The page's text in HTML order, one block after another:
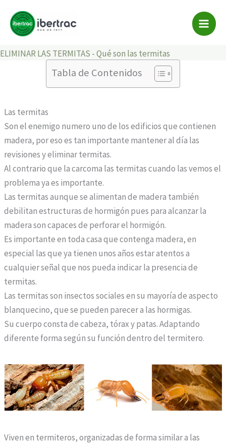
contenido
Qué son las termitas
Home-
ELIMINAR LAS TERMITAS -Qué son las termitas
Tabla de Contenidos
Las termitas
Son el enemigo numero uno de los edificios que contienen
madera, por eso es tan importante mantener al día las
revisiones y eliminar termitas.
Al contrario que la carcoma las termitas cuando las vemos el
problema ya es importante.
Las termitas aunque se alimentan de madera también
debilitan estructuras de hormigón pues para alcanzar la
madera son capaces de perforar el hormigón.
Es importante en toda casa que contenga madera, en
especial las que ya tienen unos años estar atentos a
cualquier señal que nos pueda indicar la presencia de
termitas.
Las termitas son insectos sociales en su mayoría de aspecto
blanquecino, que se pueden parecer a las hormigas.
E
n
e
s
t
a
Su cuerpo consta de cabeza, tórax y patas. Adaptando
diferente forma según su función dentro del termitero.
Viven en termiteros, organizadas de forma similar a las